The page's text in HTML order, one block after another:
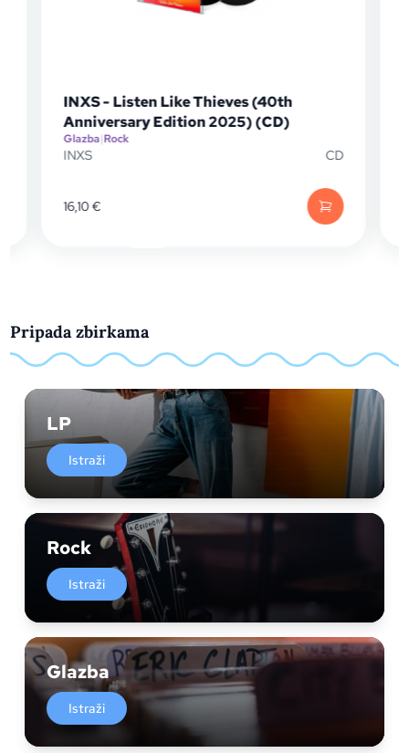
INXS - Listen Like Thieves (40th
Anniversary Edition 2025) (CD)
Glazba|Rock
INXS CD
16,10€
Pripada zbirkama
LP
Istraži
Rock
Istraži
Glazba
Istraži